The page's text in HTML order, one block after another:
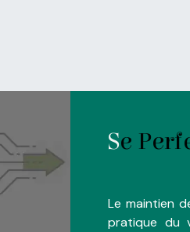
Se
Le maintien
pratique du